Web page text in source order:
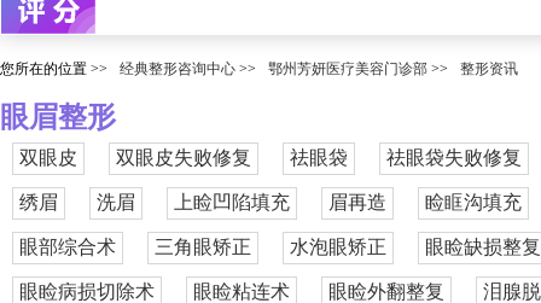
您所在的位置 >> 经典整形咨询中心 >> 鄂州芳妍医疗美容门诊部 >> 整形资讯
眼眉整形
双眼皮 双眼皮失败修复 祛眼袋 祛眼袋失败修复
绣眉 洗眉 上睑凹陷填充 眉再造 睑眶沟填充
眼部综合术 三角眼矫正 水泡眼矫正 眼睑缺损整
眼睑病损切除术 眼睑粘连术 眼睑外翻整复 泪腺